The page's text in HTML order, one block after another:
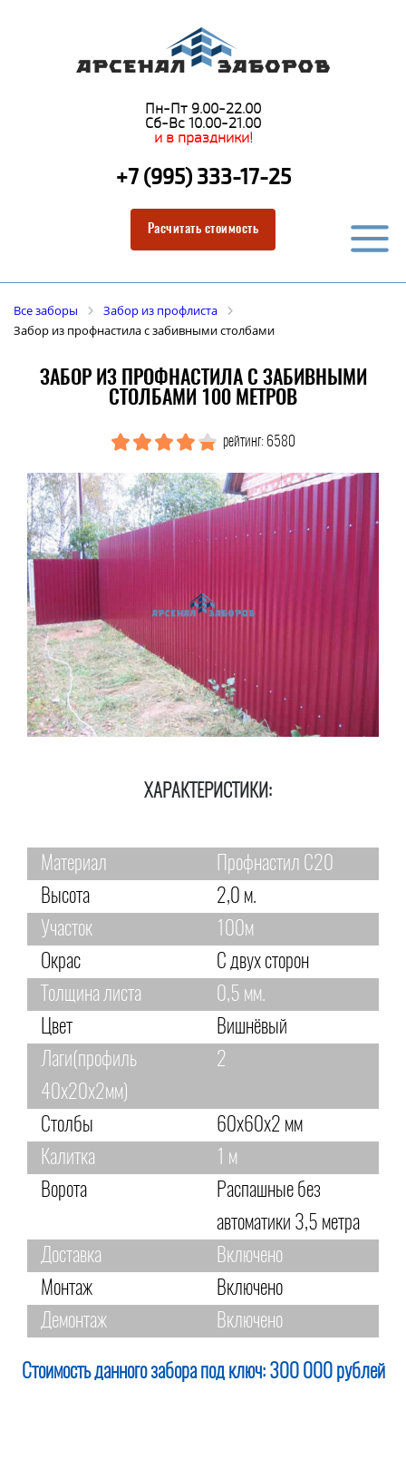
Пн-Пт 9.00-22.00
Сб-Вс 10.00-21.00
и в праздники!
+7 (995) 333-17-25
Расчитать стоимость
Все заборы
Забор из профлиста
Забор из профнастила с забивными столбами
ЗАБОР ИЗ ПРОФНАСТИЛА С ЗАБИВНЫМИ
СТОЛБАМИ 100 МЕТРОВ
рейтинг: 6580
ХАРАКТЕРИСТИКИ:
Материал
Профнастил С20
Высота
2,0 м.
Участок
100м
Окрас
С двух сторон
Толщина листа
0,5 мм.
Цвет
Вишнёвый
Лаги(профиль
40х20х2мм)
2
Столбы
60х60х2 мм
Калитка
1 м
Ворота
Распашные без
автоматики 3,5 метра
Доставка
Включено
Монтаж
Включено
Демонтаж
Включено
Стоимость данного забора под ключ: 300 000 рублей